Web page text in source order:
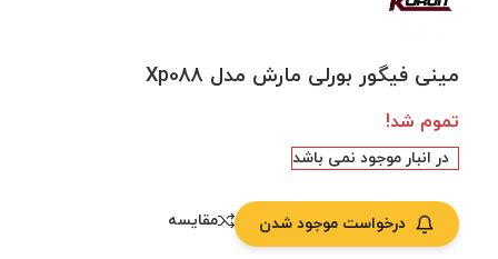
مینی فیگور بورلی مارش مدل Xp088
تموم شد!
در انبار موجود نمی باشد
درخواست موجود شدن مقایسه